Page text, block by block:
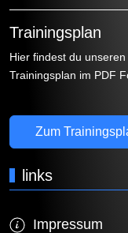
Trainingsplan
Hier findest du
Trainingsplan im PDF
Zum
links
Impressum